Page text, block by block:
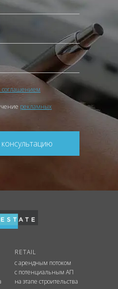
соглашением
рекламных
RETAIL
с арендным потоком
с потенциальным АП
на этапе строительства